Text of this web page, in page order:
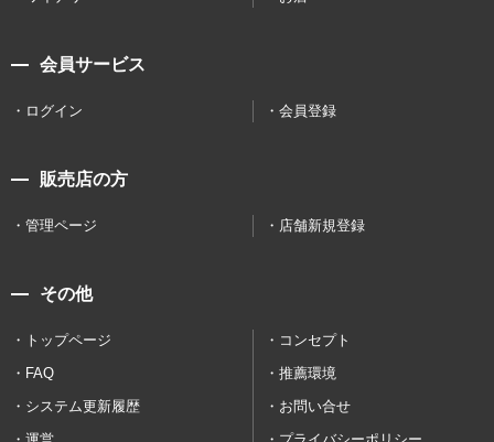
会員サービス
ログイン 会員登録
販売店の方
管理ページ 店舗新規登録
その他
トップページ
コンセプト
FAQ
推薦環境
システム更新履歴
お問い合せ